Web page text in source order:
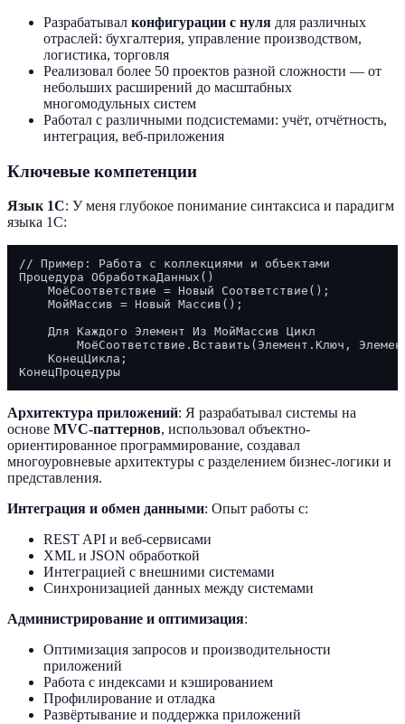
Разрабатывал конфигурации с нуля для различных
отраслей: бухгалтерия, управление производством,
логистика, торговля
Реализовал более 50 проектов разной сложности — от
небольших расширений до масштабных
многомодульных систем
Работал с различными подсистемами: учёт, отчётность,
интеграция, веб-приложения
Ключевые компетенции
Язык 1С: У меня глубокое понимание синтаксиса и парадигм
языка 1С:
// Пример: Работа с коллекциями и объектами
Процедура ОбработкаДанных()
    МоёСоответствие = Новый Соответствие();
    МойМассив = Новый Массив();
    Для Каждого Элемент Из МойМассив Цикл
МоёСоответствие.Вставить(Элемент.Ключ,
    КонецЦикла;
Архитектура приложений: Я разрабатывал системы на
основе MVC-паттернов, использовал объектно-
ориентированное программирование, создавал
многоуровневые архитектуры с разделением бизнес-логики и
представления.
Интеграция и обмен данными: Опыт работы с:
REST API и веб-сервисами
XML и JSON обработкой
Интеграцией с внешними системами
Синхронизацией данных между системами
Администрирование и оптимизация:
Оптимизация запросов и производительности
приложений
Работа с индексами и кэшированием
Профилирование и отладка
Развёртывание и поддержка приложений